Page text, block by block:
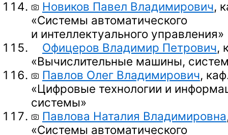
Новиков Павел Владимирович,
«Системы автоматического
и интеллектуального управления»
Офицеров Владимир Петрович,
«Вычислительные машины,
Павлов Олег Владимирович,
«Цифровые технологии и
системы»
Павлова Наталия Владимировна
«Системы автоматического